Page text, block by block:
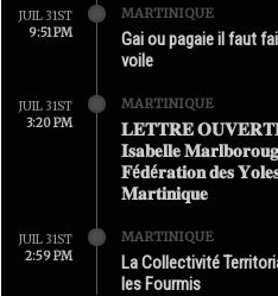
JUIL 31ST
9:51 PM
MARTINIQUE
Gai ou pagaie il faut
voile
JUIL 31ST
3:20 PM
MARTINIQUE
𝐋𝐄𝐓𝐓𝐑𝐄
𝐈𝐬𝐚𝐛𝐞𝐥𝐥𝐞
𝐅é𝐝é𝐫𝐚𝐭𝐢𝐨𝐧 𝐝𝐞𝐬
𝐌𝐚𝐫𝐭𝐢𝐧𝐢𝐪𝐮𝐞
JUIL 31ST
2:59 PM
MARTINIQUE
La Collectivité
les Fourmis